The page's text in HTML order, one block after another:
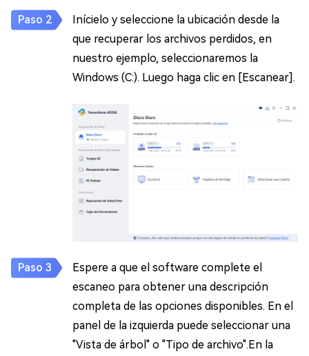
Inícielo y seleccione la ubicación desde la
que recuperar los archivos perdidos, en
nuestro ejemplo, seleccionaremos la
Windows (C:). Luego haga clic en [Escanear].
Espere a que el software complete el
escaneo para obtener una descripción
completa de las opciones disponibles. En el
panel de la izquierda puede seleccionar una
"Vista de árbol" o "Tipo de archivo".En la